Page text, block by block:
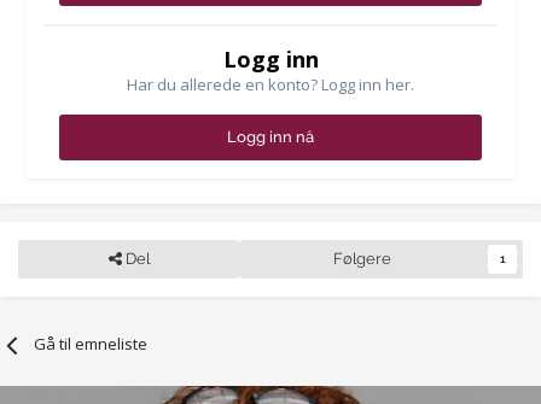
Logg inn
Har du allerede en konto? Logg inn her.
Logg inn nå
Del Følgere 1
Gå til emneliste